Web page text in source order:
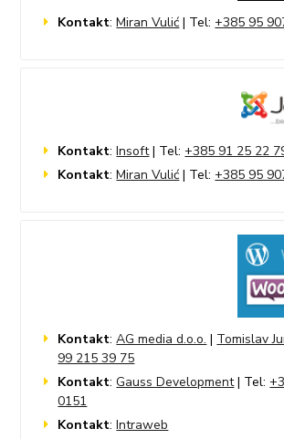
Kontakt:Miran Vulić | Tel:+385 95
Kontakt:Insoft| Tel:+385 91 25 22
Kontakt:Miran Vulić | Tel:+385 95
Kontakt:AG media d.o.o. | Tomislav
99 215 39 75
Kontakt:Gauss Development| Tel:
0151
Kontakt:Intraweb